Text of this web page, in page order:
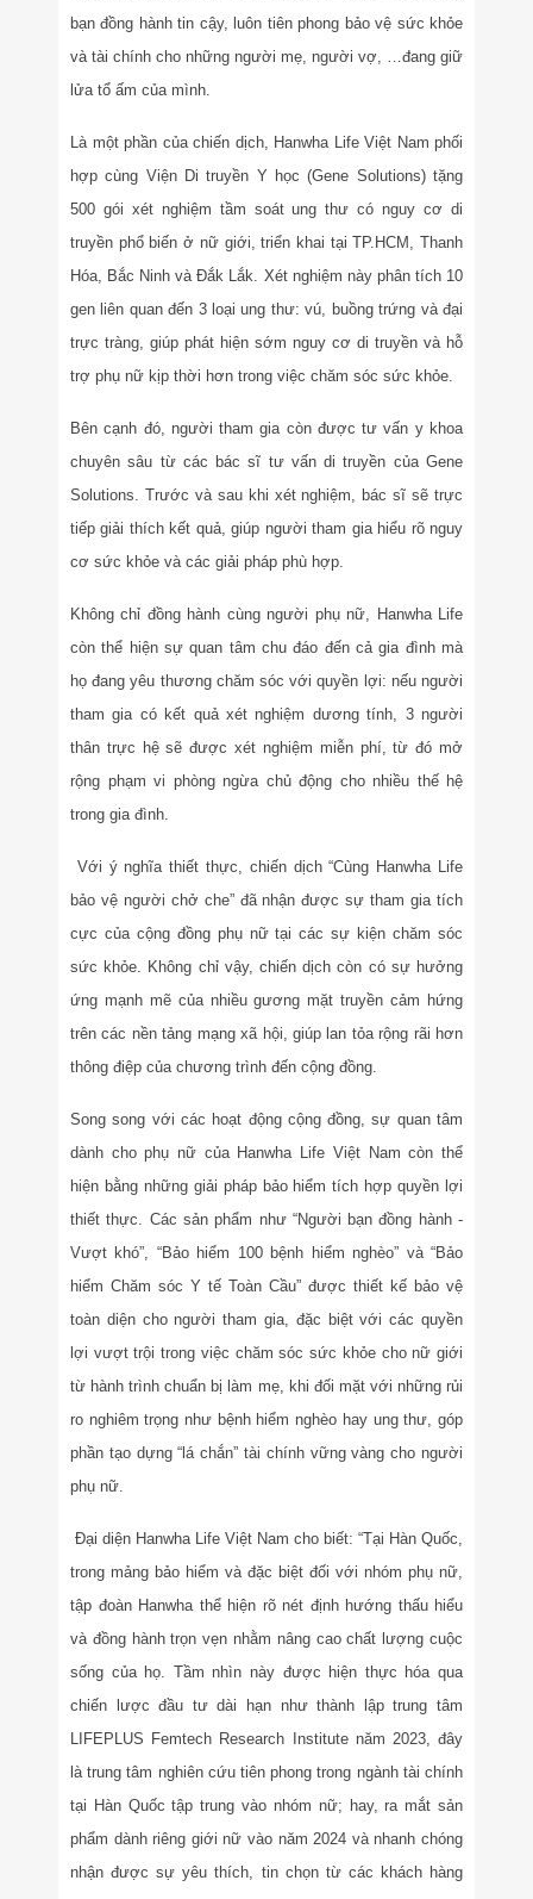
bạn đồng hành tin cậy, luôn tiên phong bảo vệ sức khỏe
và tài chính cho những người mẹ, người vợ, …đang giữ
lửa tổ ấm của mình.
Là một phần của chiến dịch, Hanwha Life Việt Nam phối
hợp cùng Viện Di truyền Y học (Gene Solutions) tặng
500 gói xét nghiệm tầm soát ung thư có nguy cơ di
truyền phổ biến ở nữ giới, triển khai tại TP.HCM, Thanh
Hóa, Bắc Ninh và Đắk Lắk. Xét nghiệm này phân tích 10
gen liên quan đến 3 loại ung thư: vú, buồng trứng và đại
trực tràng, giúp phát hiện sớm nguy cơ di truyền và hỗ
trợ phụ nữ kịp thời hơn trong việc chăm sóc sức khỏe.
Bên cạnh đó, người tham gia còn được tư vấn y khoa
chuyên sâu từ các bác sĩ tư vấn di truyền của Gene
Solutions. Trước và sau khi xét nghiệm, bác sĩ sẽ trực
tiếp giải thích kết quả, giúp người tham gia hiểu rõ nguy
cơ sức khỏe và các giải pháp phù hợp.
Không chỉ đồng hành cùng người phụ nữ, Hanwha Life
còn thể hiện sự quan tâm chu đáo đến cả gia đình mà
họ đang yêu thương chăm sóc với quyền lợi: nếu người
tham gia có kết quả xét nghiệm dương tính, 3 người
thân trực hệ sẽ được xét nghiệm miễn phí, từ đó mở
rộng phạm vi phòng ngừa chủ động cho nhiều thế hệ
trong gia đình.
Với ý nghĩa thiết thực, chiến dịch “Cùng Hanwha Life
bảo vệ người chở che” đã nhận được sự tham gia tích
cực của cộng đồng phụ nữ tại các sự kiện chăm sóc
sức khỏe. Không chỉ vậy, chiến dịch còn có sự hưởng
ứng mạnh mẽ của nhiều gương mặt truyền cảm hứng
trên các nền tảng mạng xã hội, giúp lan tỏa rộng rãi hơn
thông điệp của chương trình đến cộng đồng.
Song song với các hoạt động cộng đồng, sự quan tâm
dành cho phụ nữ của Hanwha Life Việt Nam còn thể
hiện bằng những giải pháp bảo hiểm tích hợp quyền lợi
thiết thực. Các sản phẩm như “Người bạn đồng hành -
Vượt khó”, “Bảo hiểm 100 bệnh hiểm nghèo” và “Bảo
hiểm Chăm sóc Y tế Toàn Cầu” được thiết kế bảo vệ
toàn diện cho người tham gia, đặc biệt với các quyền
lợi vượt trội trong việc chăm sóc sức khỏe cho nữ giới
từ hành trình chuẩn bị làm mẹ, khi đối mặt với những rủi
ro nghiêm trọng như bệnh hiểm nghèo hay ung thư, góp
phần tạo dựng “lá chắn” tài chính vững vàng cho người
phụ nữ.
Đại diện Hanwha Life Việt Nam cho biết: “Tại Hàn Quốc,
trong mảng bảo hiểm và đặc biệt đối với nhóm phụ nữ,
tập đoàn Hanwha thể hiện rõ nét định hướng thấu hiểu
và đồng hành trọn vẹn nhằm nâng cao chất lượng cuộc
sống của họ. Tầm nhìn này được hiện thực hóa qua
chiến lược đầu tư dài hạn như thành lập trung tâm
LIFEPLUS Femtech Research Institute năm 2023, đây
là trung tâm nghiên cứu tiên phong trong ngành tài chính
tại Hàn Quốc tập trung vào nhóm nữ; hay, ra mắt sản
phẩm dành riêng giới nữ vào năm 2024 và nhanh chóng
nhận được sự yêu thích, tin chọn từ các khách hàng